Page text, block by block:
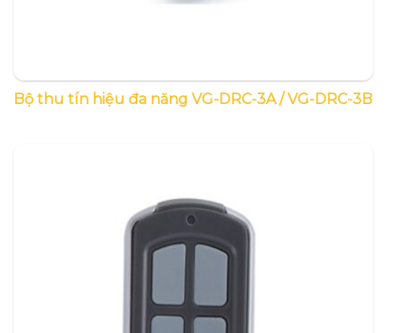
Bộ thu tín hiệu đa năng VG-DRC-3A / VG-DRC-3B